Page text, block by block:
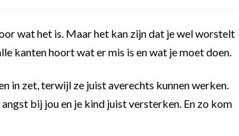
wat het is. Maar het kan zijn dat je wel worstelt
kanten hoort wat er mis is en wat je moet doen.
in zet, terwijl ze juist averechts kunnen werken.
bij jou en je kind juist versterken. En zo kom